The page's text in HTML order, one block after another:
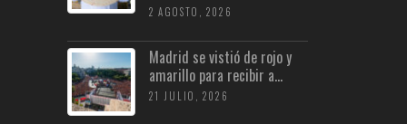
2 AGOSTO, 2026
Madrid se vistió de rojo y
amarillo para recibir a...
21 JULIO, 2026